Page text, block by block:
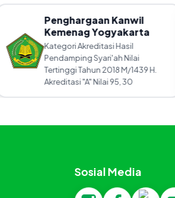
Penghargaan Kanwil
Kemenag Yogyakarta
Kategori Akreditasi Hasil
Pendamping Syari'ah Nilai
Tertinggi Tahun 2018 M/1439 H.
Akreditasi "A" Nilai 95, 30
Sosial Media